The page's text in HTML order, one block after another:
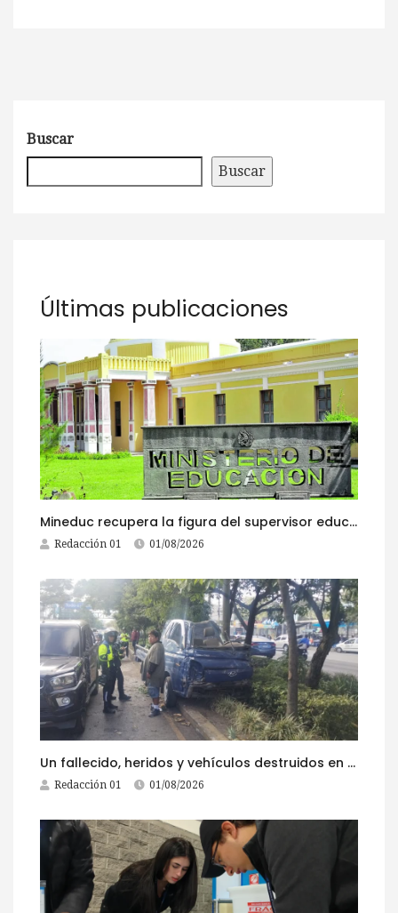
Buscar
Buscar
Últimas publicaciones
Mineduc recupera la figura del supervisor educativo con 968 plazas
Redacción 01 01/08/2026
Un fallecido, heridos y vehículos destruidos en accidentes registrados este 1 de agosto
Redacción 01 01/08/2026